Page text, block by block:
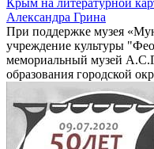
Крым на литературной
Александра Грина
При поддержке музея
учреждение культуры
мемориальный музей
образования городской